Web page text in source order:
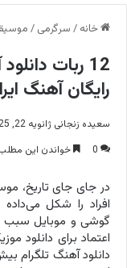
خانه / سرگرمی /
12 ربات
رایگان آهنگ
سعیده زنجانی ژانویه 22, 2025
0
خواندن این مطلب 9 دقیقه زمان
در جای جای تاریخ،
افراد را شکل
گوشی و موبایل سبب
اعتماد برای دانلود
دانلود آهنگ تلگرام